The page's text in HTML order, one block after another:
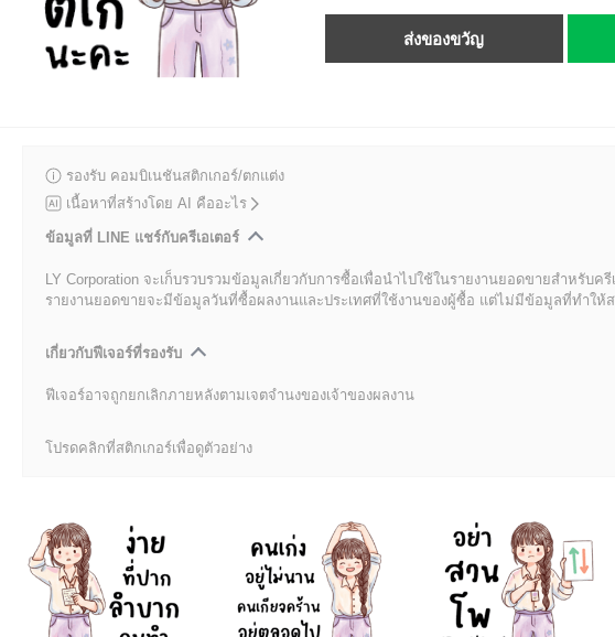
ส่งของขวัญ
รองรับ คอมบิเนชันสติกเกอร์/ตกแต่ง
เนื้อหาที่สร้างโดย AI คืออะไร
ข้อมูลที่ LINE แชร์กับครีเอเตอร์
LY Corporation จะเก็บรวบรวมข้อมูลเกี่ยวกับการซื้อเพื่อนำไปใช้ในรายงานยอดขายสำหรับครี
รายงานยอดขายจะมีข้อมูลวันที่ซื้อผลงานและประเทศที่ใช้งานของผู้ซื้อ แต่ไม่มีข้อมูลที่ทำให้
เกี่ยวกับฟีเจอร์ที่รองรับ
ฟีเจอร์อาจถูกยกเลิกภายหลังตามเจตจำนงของเจ้าของผลงาน
โปรดคลิกที่สติกเกอร์เพื่อดูตัวอย่าง